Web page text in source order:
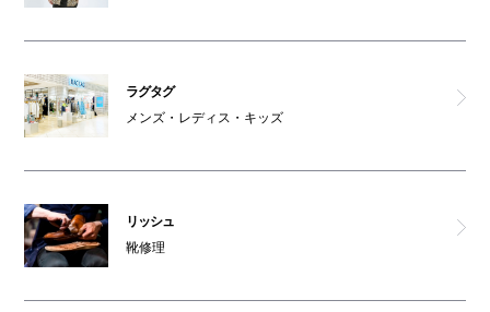
ラグタグ
メンズ・レディス・キッズ
リッシュ
靴修理